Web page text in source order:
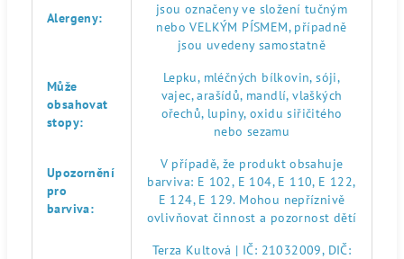
Alergeny:
jsou označeny ve složení tučným
nebo VELKÝM PÍSMEM, případně
jsou uvedeny samostatně
Může
obsahovat
stopy:
Lepku, mléčných bílkovin, sóji,
vajec, arašídů, mandlí, vlaškých
ořechů, lupiny, oxidu siřičitého
nebo sezamu
Upozornění
pro
barviva:
V případě, že produkt obsahuje
barviva: E 102, E 104, E 110, E 122,
E 124, E 129. Mohou nepříznivě
ovlivňovat činnost a pozornost dětí
Terza Kultová | IČ: 21032009, DIČ: